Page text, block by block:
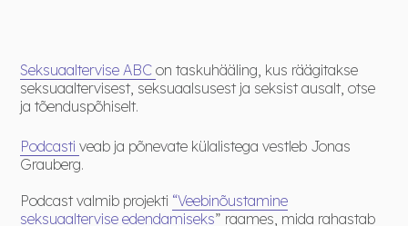
Seksuaaltervise ABCon taskuhääling, kus räägitakse
seksuaaltervisest, seksuaalsusest ja seksist ausalt, otse
ja tõenduspõhiselt.
Podcastiveab ja põnevate külalistega vestleb Jonas
Grauberg.
Podcast valmib projekti “Veebinõustamine
seksuaaltervise edendamiseks” raames, mida rahastab